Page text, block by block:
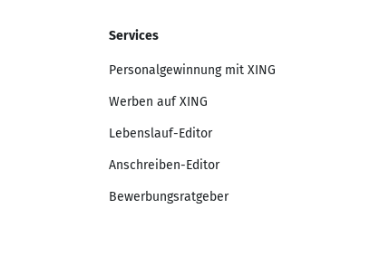
Services
Personalgewinnung mit XING
Werben auf XING
Lebenslauf-Editor
Anschreiben-Editor
Bewerbungsratgeber